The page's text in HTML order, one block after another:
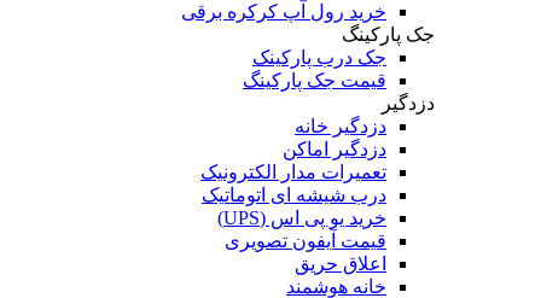
خرید رول آپ کرکره برقی
جک پارکینگ
جک درب پارکینک
قیمت جک پارکینگ
دزدگیر
دزدگیر خانه
دزدگیر اماکن
تعمیرات مدار الکترونیک
درب شیشه ای اتوماتیک
خرید یو پی اس (UPS)
قیمت آیفون تصویری
اعلاق حریق
خانه هوشمند